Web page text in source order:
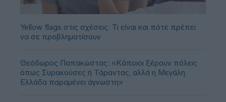
Yellow flags στις σχέσεις: Τι είναι και πότε πρέπει
να σε προβληματίσουν
Θεόδωρος Παπακώστας: «Κάποιοι ξέρουν πόλεις
όπως Συρακούσες ή Τάραντας, αλλά η Μεγάλη
Ελλάδα παραμένει άγνωστη»